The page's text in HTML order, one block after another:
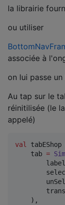
la librairie
ou utiliser
associée à
on lui passe
Au tap sur le
réinitilisée (le
appelé)
val tabEShop
    tab
=
        label
    ),